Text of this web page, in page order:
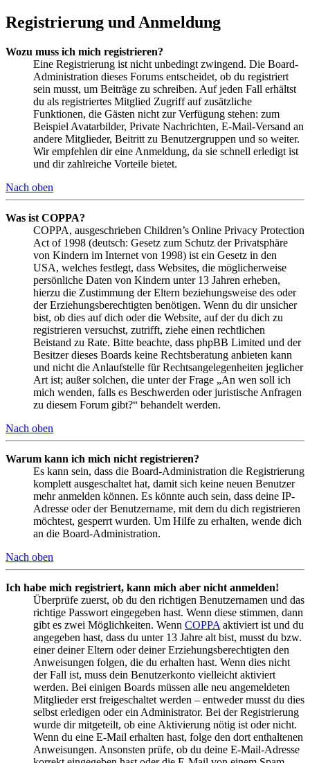
Registrierung und Anmeldung
Wozu muss ich mich registrieren?
Eine Registrierung ist nicht unbedingt zwingend. Die Board-
Administration dieses Forums entscheidet, ob du registriert
sein musst, um Beiträge zu schreiben. Auf jeden Fall erhältst
du als registriertes Mitglied Zugriff auf zusätzliche
Funktionen, die Gästen nicht zur Verfügung stehen: zum
Beispiel Avatarbilder, Private Nachrichten, E-Mail-Versand an
andere Mitglieder, Beitritt zu Benutzergruppen und so weiter.
Wir empfehlen dir eine Anmeldung, da sie schnell erledigt ist
und dir zahlreiche Vorteile bietet.
Nach oben
Was ist COPPA?
COPPA, ausgeschrieben Children’s Online Privacy Protection
Act of 1998 (deutsch: Gesetz zum Schutz der Privatsphäre
von Kindern im Internet von 1998) ist ein Gesetz in den
USA, welches festlegt, dass Websites, die möglicherweise
persönliche Daten von Kindern unter 13 Jahren erheben,
hierzu die Zustimmung der Eltern beziehungsweise des oder
der Erziehungsberechtigten benötigen. Wenn du dir unsicher
bist, ob dies auf dich oder die Website, auf der du dich zu
registrieren versuchst, zutrifft, ziehe einen rechtlichen
Beistand zu Rate. Bitte beachte, dass phpBB Limited und der
Besitzer dieses Boards keine Rechtsberatung anbieten kann
und nicht die Anlaufstelle für Rechtsangelegenheiten jeglicher
Art ist; außer solchen, die unter der Frage „An wen soll ich
mich wenden, falls es Beschwerden oder juristische Anfragen
zu diesem Forum gibt?“ behandelt werden.
Nach oben
Warum kann ich mich nicht registrieren?
Es kann sein, dass die Board-Administration die Registrierung
komplett ausgeschaltet hat, damit sich keine neuen Benutzer
mehr anmelden können. Es könnte auch sein, dass deine IP-
Adresse oder der Benutzername, mit dem du dich registrieren
möchtest, gesperrt wurden. Um Hilfe zu erhalten, wende dich
an die Board-Administration.
Nach oben
Ich habe mich registriert, kann mich aber nicht anmelden!
Überprüfe zuerst, ob du den richtigen Benutzernamen und das
richtige Passwort eingegeben hast. Wenn diese stimmen, dann
gibt es zwei Möglichkeiten. Wenn COPPA aktiviert ist und du
angegeben hast, dass du unter 13 Jahre alt bist, musst du bzw.
einer deiner Eltern oder deiner Erziehungsberechtigten den
Anweisungen folgen, die du erhalten hast. Wenn dies nicht
der Fall ist, muss dein Benutzerkonto vielleicht aktiviert
werden. Bei einigen Boards müssen alle neu angemeldeten
Mitglieder erst freigeschaltet werden – entweder musst du dies
selbst erledigen oder ein Administrator. Bei der Registrierung
wurde dir mitgeteilt, ob eine Aktivierung nötig ist oder nicht.
Wenn du eine E-Mail erhalten hast, folge den dort enthaltenen
Anweisungen. Ansonsten prüfe, ob du deine E-Mail-Adresse